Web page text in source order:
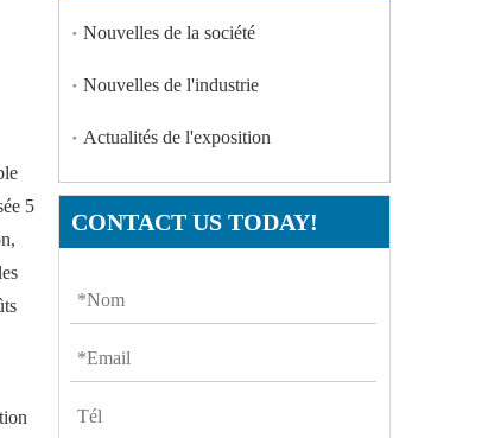
5
Nouvelles de la société
Nouvelles de l'industrie
Actualités de l'exposition
CONTACT US TODAY!